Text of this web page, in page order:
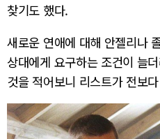
찾기도 했다.
새로운 연애에 대해 안젤리나
상대에게 요구하는 조건이 늘
것을 적어보니 리스트가 전보